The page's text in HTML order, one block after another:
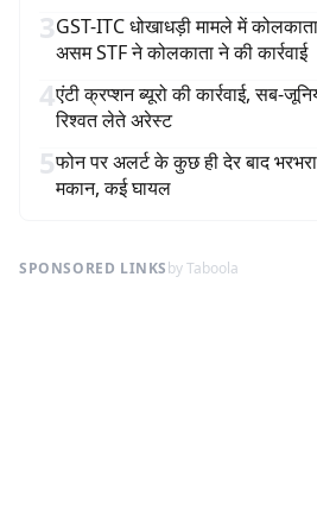
3GST-ITC धोखाधड़ी मामले में
असम STF ने कोलकाता ने की कार्रवाई
4एंटी क्रप्शन ब्यूरो की कार्रवाई, सब-
रिश्वत लेते अरेस्ट
5फोन पर अलर्ट के कुछ ही देर बाद
मकान, कई घायल
SPONSORED LINKSby Taboola